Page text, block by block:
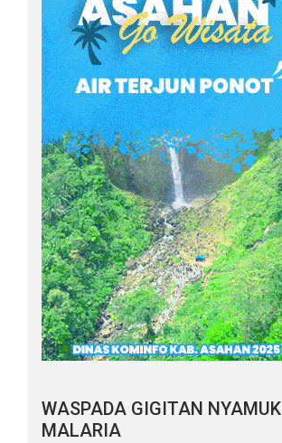
WASPADA GIGITAN NYAMUK
MALARIA